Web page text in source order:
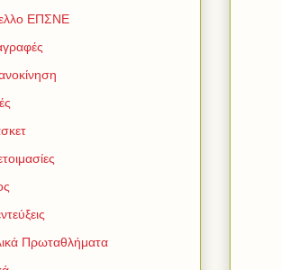
ΕΠΣΝΕ
Πρωταθλήματα